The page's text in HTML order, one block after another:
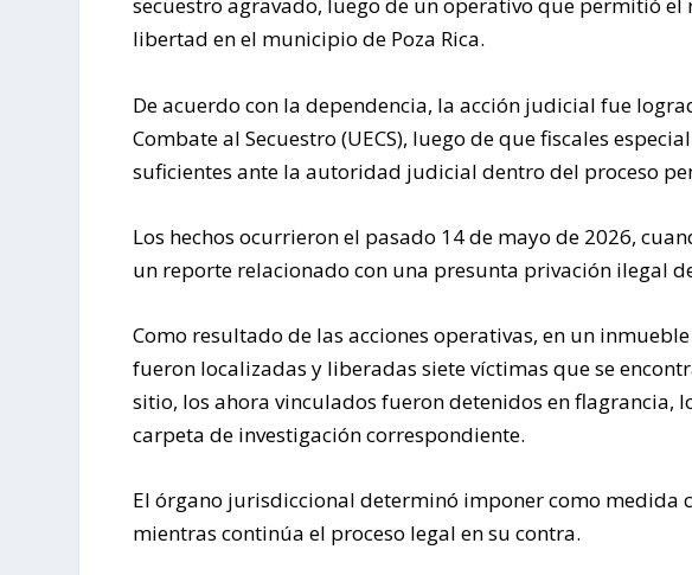
secuestro agravado, luego de un operativo que permitió el
libertad en el municipio de Poza Rica.
De acuerdo con la dependencia, la acción judicial fue
Combate al Secuestro (UECS), luego de que fiscales
suficientes ante la autoridad judicial dentro del proceso
Los hechos ocurrieron el pasado 14 de mayo de 2026,
un reporte relacionado con una presunta privación ilegal
Como resultado de las acciones operativas, en un
fueron localizadas y liberadas siete víctimas que se
sitio, los ahora vinculados fueron detenidos en flagrancia,
carpeta de investigación correspondiente.
El órgano jurisdiccional determinó imponer como medida
mientras continúa el proceso legal en su contra.